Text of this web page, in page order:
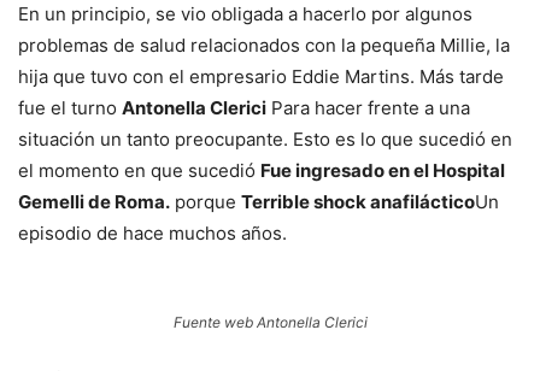
En un principio, se vio obligada a hacerlo por algunos
problemas de salud relacionados con la pequeña Millie, la
hija que tuvo con el empresario Eddie Martins. Más tarde
fue el turno Antonella Clerici Para hacer frente a una
situación un tanto preocupante. Esto es lo que sucedió en
el momento en que sucedió Fue ingresado en el Hospital
Gemelli de Roma. porque Terrible shock anafilácticoUn
episodio de hace muchos años.
Fuente web Antonella Clerici